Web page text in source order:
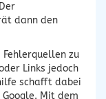
dann den
Fehlerquellen zu
Links jedoch
schafft dabei
Mit dem